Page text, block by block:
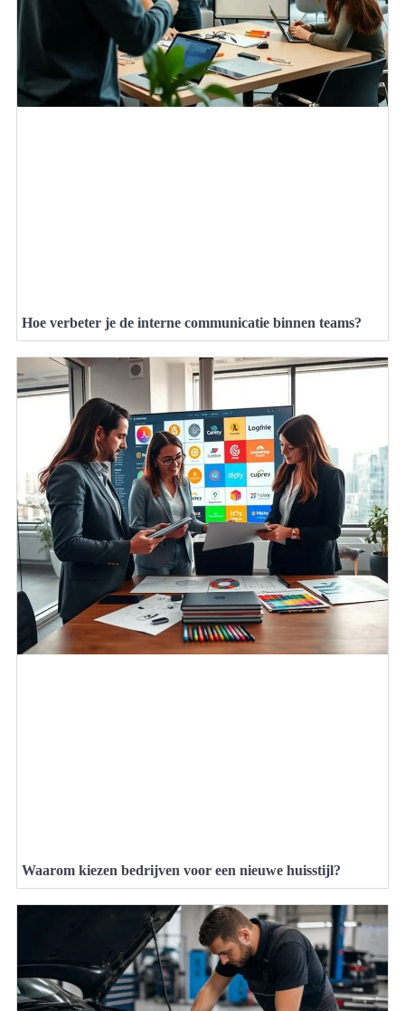
Hoe verbeter je de interne communicatie binnen teams?
Waarom kiezen bedrijven voor een nieuwe huisstijl?